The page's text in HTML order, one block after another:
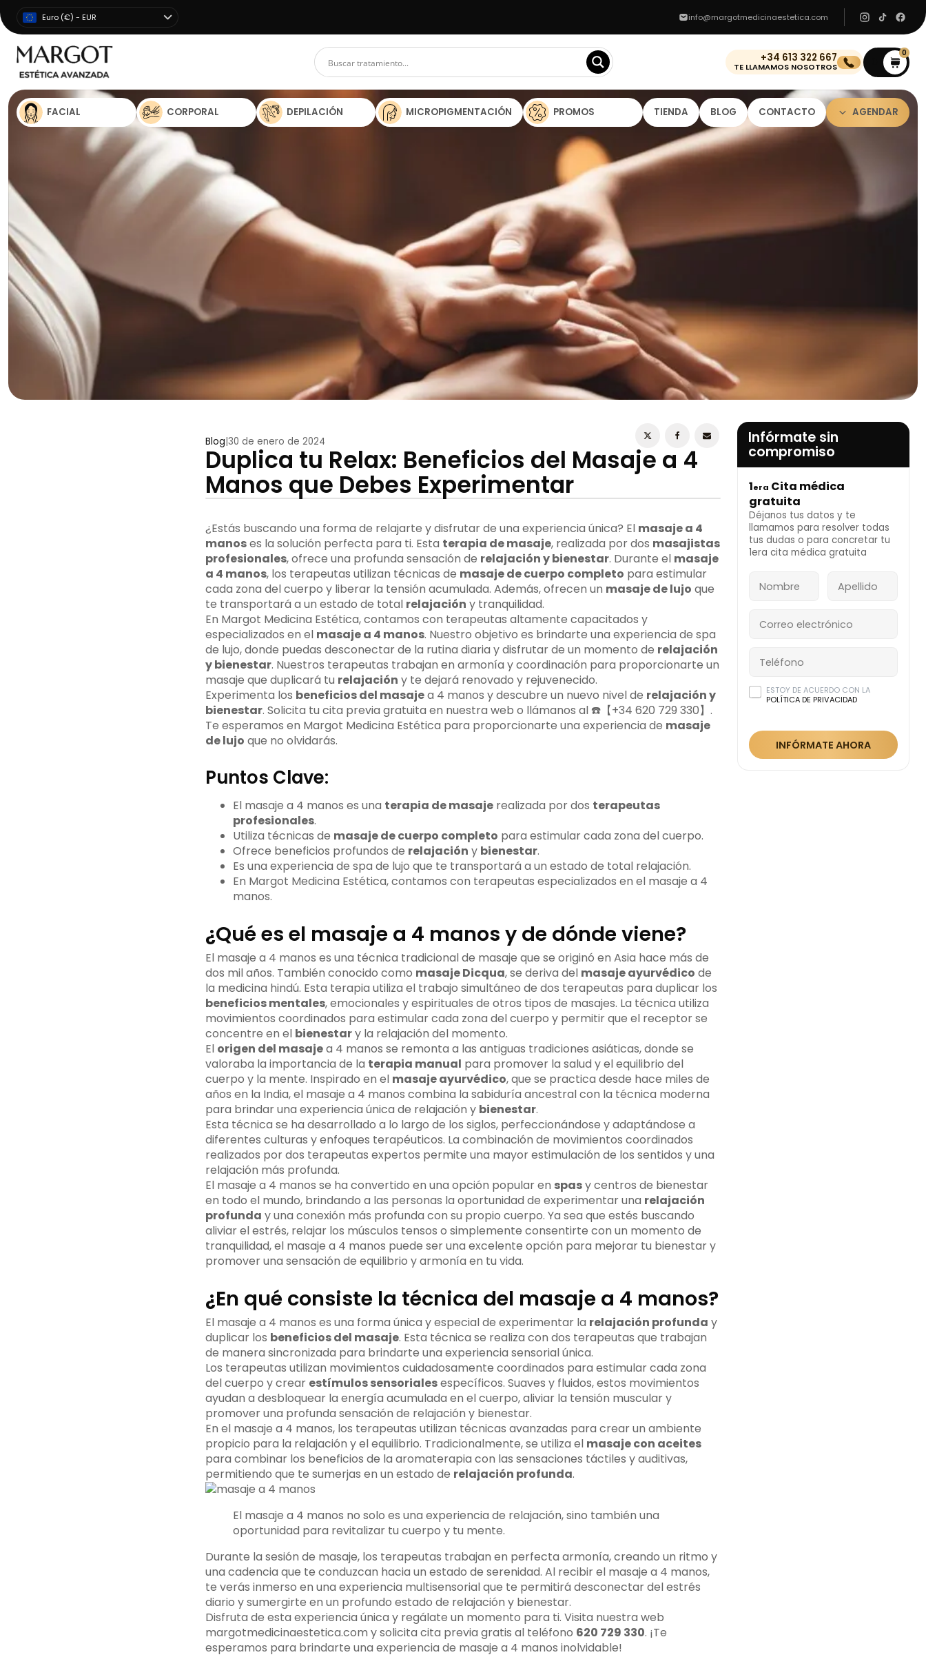
Euro (€) - EUR info@margotmedicinaestetica.com
+34 613 322 667
TE LLAMAMOS NOSOTROS
0
FACIAL CORPORAL DEPILACIÓN MICROPIGMENTACIÓN PROMOS TIENDA BLOG CONTACTO AGENDAR
PRIVACIDAD
INFÓRMATE AHORA
Blog 30 de enero de 2024
Duplica tu Relax: Beneficios del Masaje a 4
Manos que Debes Experimentar
¿Estás buscando una forma de relajarte y disfrutar de una experiencia única? El masaje a 4
manoses la solución perfecta para ti. Esta terapia de masaje, realizada por dos masajistas
profesionales, ofrece una profunda sensación de relajación y bienestar. Durante el masaje
a 4 manos, los terapeutas utilizan técnicas de masaje de cuerpo completo para estimular
cada zona del cuerpo y liberar la tensión acumulada. Además, ofrecen un masaje de lujo que
te transportará a un estado de total relajación y tranquilidad.
En Margot Medicina Estética, contamos con terapeutas altamente capacitados y
especializados en el masaje a 4 manos. Nuestro objetivo es brindarte una experiencia de spa
de lujo, donde puedas desconectar de la rutina diaria y disfrutar de un momento de relajación
y bienestar. Nuestros terapeutas trabajan en armonía y coordinación para proporcionarte un
masaje que duplicará tu relajación y te dejará renovado y rejuvenecido.
Experimenta los beneficios del masajea 4 manos y descubre un nuevo nivel de relajación y
bienestar. Solicita tu cita previa gratuita en nuestra web o llámanos al ☎️【+34 620 729 330】.
Te esperamos en Margot Medicina Estética para proporcionarte una experiencia de masaje
de lujo que no olvidarás.
Puntos Clave:
El masaje a 4 manos es una terapia de masajerealizada por dos terapeutas
profesionales.
Utiliza técnicas de masaje de cuerpo completo para estimular cada zona del cuerpo.
Ofrece beneficios profundos de relajación y bienestar.
Es una experiencia de spa de lujo que te transportará a un estado de total relajación.
En Margot Medicina Estética, contamos con terapeutas especializados en el masaje a 4
manos.
¿Qué es el masaje a 4 manos y de dónde viene?
El masaje a 4 manos es una técnica tradicional de masaje que se originó en Asia hace más de
dos mil años. También conocido como masaje Dicqua, se deriva del masaje ayurvédico de
la medicina hindú. Esta terapia utiliza el trabajo simultáneo de dos terapeutas para duplicar los
beneficios mentales, emocionales y espirituales de otros tipos de masajes. La técnica utiliza
movimientos coordinados para estimular cada zona del cuerpo y permitir que el receptor se
concentre en el bienestary la relajación del momento.
El origen del masajea 4 manos se remonta a las antiguas tradiciones asiáticas, donde se
valoraba la importancia de la terapia manual para promover la salud y el equilibrio del
cuerpo y la mente. Inspirado en el masaje ayurvédico, que se practica desde hace miles de
años en la India, el masaje a 4 manos combina la sabiduría ancestral con la técnica moderna
para brindar una experiencia única de relajación y bienestar.
Esta técnica se ha desarrollado a lo largo de los siglos, perfeccionándose y adaptándose a
diferentes culturas y enfoques terapéuticos. La combinación de movimientos coordinados
realizados por dos terapeutas expertos permite una mayor estimulación de los sentidos y una
relajación más profunda.
El masaje a 4 manos se ha convertido en una opción popular en spasy centros de bienestar
en todo el mundo, brindando a las personas la oportunidad de experimentar una relajación
profunda y una conexión más profunda con su propio cuerpo. Ya sea que estés buscando
aliviar el estrés, relajar los músculos tensos o simplemente consentirte con un momento de
tranquilidad, el masaje a 4 manos puede ser una excelente opción para mejorar tu bienestar y
promover una sensación de equilibrio y armonía en tu vida.
¿En qué consiste la técnica del masaje a 4 manos?
El masaje a 4 manos es una forma única y especial de experimentar la relajación profunda y
duplicar los beneficios del masaje. Esta técnica se realiza con dos terapeutas que trabajan
de manera sincronizada para brindarte una experiencia sensorial única.
Los terapeutas utilizan movimientos cuidadosamente coordinados para estimular cada zona
del cuerpo y crear estímulos sensorialesespecíficos. Suaves y fluidos, estos movimientos
ayudan a desbloquear la energía acumulada en el cuerpo, aliviar la tensión muscular y
promover una profunda sensación de relajación y bienestar.
En el masaje a 4 manos, los terapeutas utilizan técnicas avanzadas para crear un ambiente
propicio para la relajación y el equilibrio. Tradicionalmente, se utiliza el masaje con aceites
para combinar los beneficios de la aromaterapia con las sensaciones táctiles y auditivas,
permitiendo que te sumerjas en un estado de relajación profunda.
El masaje a 4 manos no solo es una experiencia de relajación, sino también una
oportunidad para revitalizar tu cuerpo y tu mente.
Durante la sesión de masaje, los terapeutas trabajan en perfecta armonía, creando un ritmo y
una cadencia que te conduzcan hacia un estado de serenidad. Al recibir el masaje a 4 manos,
te verás inmerso en una experiencia multisensorial que te permitirá desconectar del estrés
diario y sumergirte en un profundo estado de relajación y bienestar.
Disfruta de esta experiencia única y regálate un momento para ti. Visita nuestra web
margotmedicinaestetica.com y solicita cita previa gratis al teléfono 620 729 330. ¡Te
esperamos para brindarte una experiencia de masaje a 4 manos inolvidable!
Infórmate sin
compromiso
1era Cita médica
gratuita
Déjanos tus datos y te
llamamos para resolver todas
tus dudas o para concretar tu
1era cita médica gratuita
ESTOY DE ACUERDO CON LA
POLÍTICA DE PRIVACIDAD
INFÓRMATE AHORA